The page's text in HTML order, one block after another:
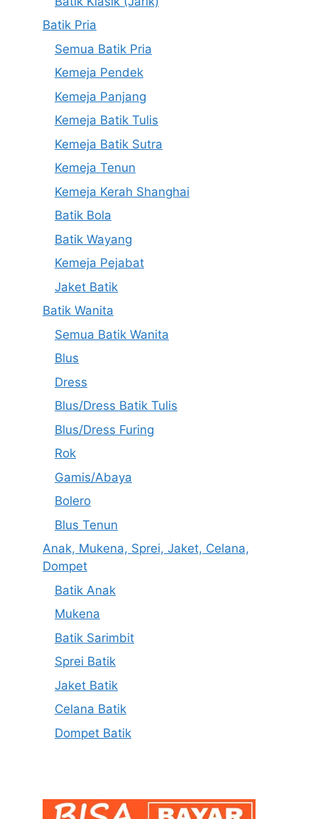
Batik Pria
Semua Batik Pria
Kemeja Pendek
Kemeja Panjang
Kemeja Batik Tulis
Kemeja Batik Sutra
Kemeja Tenun
Kemeja Kerah Shanghai
Batik Bola
Batik Wayang
Kemeja Pejabat
Jaket Batik
Batik Wanita
Semua Batik Wanita
Blus
Dress
Blus/Dress Batik Tulis
Blus/Dress Furing
Rok
Gamis/Abaya
Bolero
Blus Tenun
Anak, Mukena, Sprei, Jaket, Celana,
Dompet
Batik Anak
Mukena
Batik Sarimbit
Sprei Batik
Jaket Batik
Celana Batik
Dompet Batik